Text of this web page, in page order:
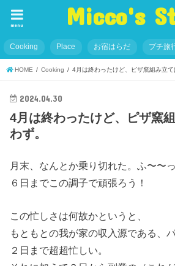
Micco's
menu
Cooking Place お宿はらだ プチ旅
HOME Cooking 4月は終わったけど、ピザ窯組み立て
2024.04.30
4月は終わったけど、ピザ窯
わず。
月末、なんとか乗り切れた。ふ〜〜っ
６日までこの調子で頑張ろう！
この忙しさは何故かというと、
もともとの我が家の収入源である、
２日まで超超忙しい。